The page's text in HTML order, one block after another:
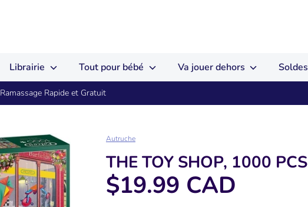
Librairie Tout pour bébé Va jouer dehors Soldes
Ramassage Rapide et Gratuit
Autruche
THE TOY SHOP, 1000 PCS
$19.99 CAD